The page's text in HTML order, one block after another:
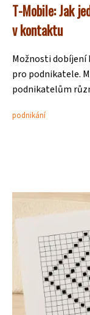
T-Mobile: Jak
v kontaktu
Možnosti
pro podnikatele.
podnikatelům
podnikání